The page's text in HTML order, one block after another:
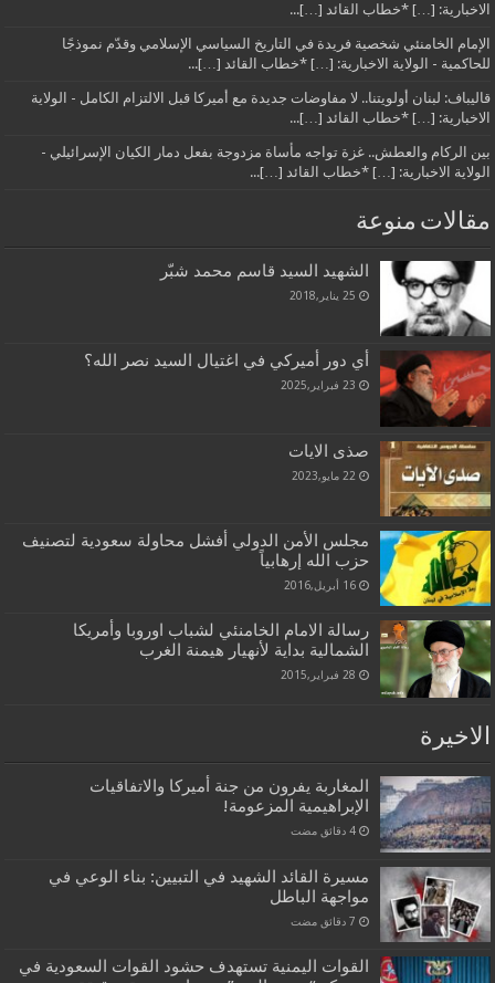
الاخبارية: […] *خطاب القائد […]...
الإمام الخامنئي شخصية فريدة في التاريخ السياسي الإسلامي وقدّم نموذجًا
للحاكمية - الولاية الاخبارية: […] *خطاب القائد […]...
قاليباف: لبنان أولويتنا.. لا مفاوضات جديدة مع أميركا قبل الالتزام الكامل - الولاية
الاخبارية: […] *خطاب القائد […]...
بين الركام والعطش.. غزة تواجه مأساة مزدوجة بفعل دمار الكيان الإسرائيلي -
الولاية الاخبارية: […] *خطاب القائد […]...
مقالات منوعة
الشهيد السيد قاسم محمد شبّر
25 يناير,2018
أي دور أميركي في اغتيال السيد نصر الله؟
23 فبراير,2025
صذى الايات
22 مايو,2023
مجلس الأمن الدولي أفشل محاولة سعودية لتصنيف
حزب الله إرهابياً
16 أبريل,2016
رسالة الامام الخامنئي لشباب اوروبا وأمريكا
الشمالية بداية لأنهيار هيمنة الغرب
28 فبراير,2015
الاخيرة
المغاربة يفرون من جنة أميركا والاتفاقيات
الإبراهيمية المزعومة!
‏4 دقائق مضت
مسيرة القائد الشهيد في التبيين: بناء الوعي في
مواجهة الباطل
القوات اليمنية تستهدف حشود القوات السعودية في